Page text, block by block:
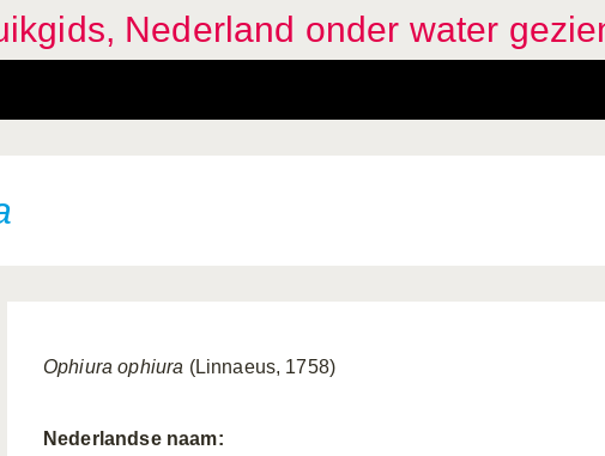
Nederland onder water
Ophiura ophiura (Linnaeus, 1758)
Nederlandse naam: